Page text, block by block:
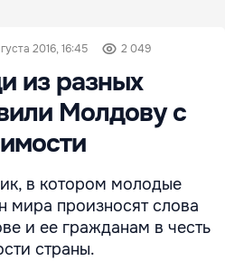
2016, 16:45 2 049
из разных
Молдову с
в котором молодые
мира произносят слова
и ее гражданам в честь
страны.